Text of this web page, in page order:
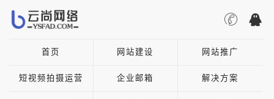
首页 网站建设 网站推广
短视频拍摄运营 企业邮箱 解决方案